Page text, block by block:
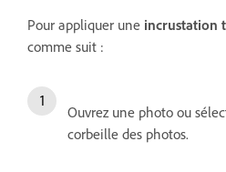
Pour appliquer une incrustation
comme suit :
Ouvrez une photo ou
corbeille des photos.